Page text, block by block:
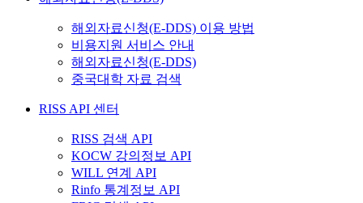
해외자료신청(E-DDS) 이용 방법
비용지원 서비스 안내
해외자료신청(E-DDS)
중국대학 자료 검색
RISS API 센터
RISS 검색 API
KOCW 강의정보 API
WILL 연계 API
Rinfo 통계정보 API